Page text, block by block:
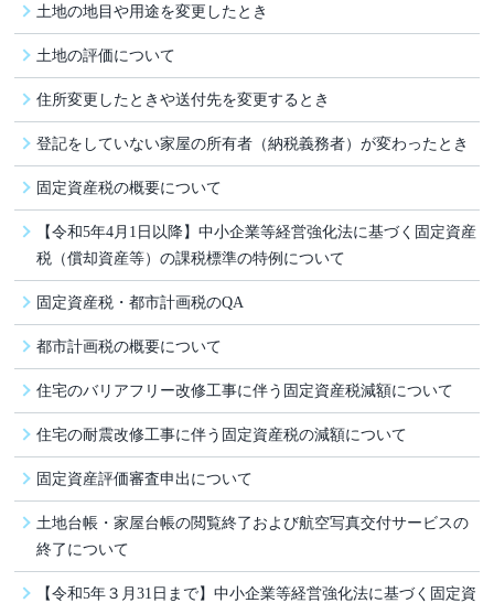
土地の地目や用途を変更したとき
土地の評価について
住所変更したときや送付先を変更するとき
登記をしていない家屋の所有者（納税義務者）が変わったとき
固定資産税の概要について
【令和5年4月1日以降】中小企業等経営強化法に基づく固定資産
税（償却資産等）の課税標準の特例について
固定資産税・都市計画税のQA
都市計画税の概要について
住宅のバリアフリー改修工事に伴う固定資産税減額について
住宅の耐震改修工事に伴う固定資産税の減額について
固定資産評価審査申出について
土地台帳・家屋台帳の閲覧終了および航空写真交付サービスの
終了について
【令和5年３月31日まで】中小企業等経営強化法に基づく固定資